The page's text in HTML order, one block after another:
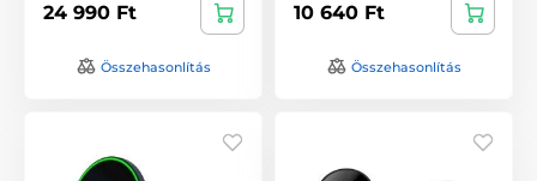
24 990 Ft
Összehasonlítás
10 640 Ft
Összehasonlítás